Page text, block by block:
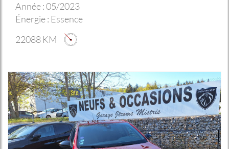
Année :05/2023
Énergie : Essence
22088 KM